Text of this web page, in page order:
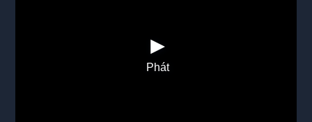
Phát